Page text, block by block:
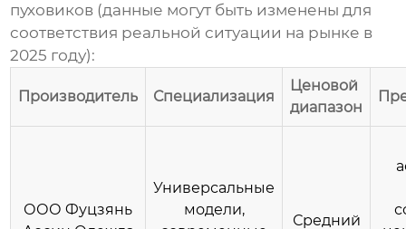
пуховиков (данные могут быть изменены для
соответствия реальной ситуации на рынке в
2025 году):
Производитель Специализация
Ценовой
диапазон
ООО Фуцзянь
Универсальные
модели,
Средний